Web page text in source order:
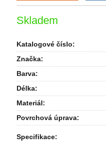
Skladem
Katalogové číslo:
Značka:
Barva:
Délka:
Materiál:
Povrchová úprava:
Specifikace: